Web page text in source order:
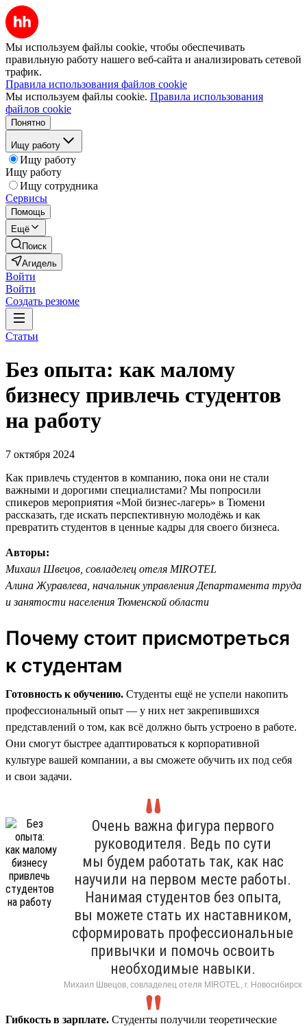
Мы используем файлы cookie, чтобы обеспечивать
правильную работу нашего веб-сайта и анализировать сетевой
трафик.
Правила использования файлов cookie
Мы используем файлы cookie. Правила использования
файлов cookie
Понятно
Ищу работу
Ищу работу
Ищу работу
Ищу сотрудника
Сервисы
Помощь
Ещё
Поиск
Агидель
Войти
Войти
Создать резюме
Статьи
Без опыта: как малому
бизнесу привлечь студентов
на работу
7 октября 2024
Как привлечь студентов в компанию, пока они не стали
важными и дорогими специалистами? Мы попросили
спикеров мероприятия «Мой бизнес-лагерь» в Тюмени
рассказать, где искать перспективную молодёжь и как
превратить студентов в ценные кадры для своего бизнеса.
Авторы:
Михаил Швецов, совладелец отеля MIROTEL
Алина Журавлева, начальник управления Департамента труда
и занятости населения Тюменской области
Почему стоит присмотреться
к студентам
Готовность к обучению. Студенты ещё не успели накопить
профессиональный опыт — у них нет закрепившихся
представлений о том, как всё должно быть устроено в работе.
Они смогут быстрее адаптироваться к корпоративной
культуре вашей компании, а вы сможете обучить их под себя
и свои задачи.
Очень важна фигура первого
руководителя. Ведь по сути
мы будем работать так, как нас
научили на первом месте работы.
Нанимая студентов без опыта,
вы можете стать их наставником,
сформировать профессиональные
привычки и помочь освоить
необходимые навыки.
Михаил Швецов, совладелец отеля MIROTEL, г. Новосибирск
Гибкость в зарплате. Студенты получили теоретические